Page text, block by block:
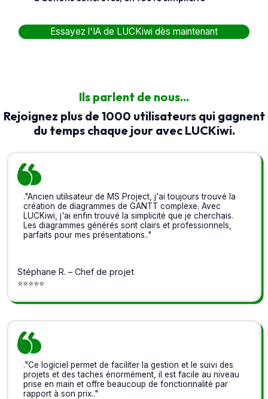
Essayez l'IA de LUCKiwi dès maintenant
Ils parlent de nous...
Rejoignez plus de 1000 utilisateurs qui gagnent
du temps chaque jour avec LUCKiwi.
."Ancien utilisateur de MS Project, j'ai toujours trouvé la
création de diagrammes de GANTT complexe. Avec
LUCKiwi, j'ai enfin trouvé la simplicité que je cherchais.
Les diagrammes générés sont clairs et professionnels,
parfaits pour mes présentations.."
Stéphane R. – Chef de projet
⭐⭐⭐⭐⭐
."Ce logiciel permet de faciliter la gestion et le suivi des
projets et des taches énormément, il est facile au niveau
prise en main et offre beaucoup de fonctionnalité par
rapport à son prix.."